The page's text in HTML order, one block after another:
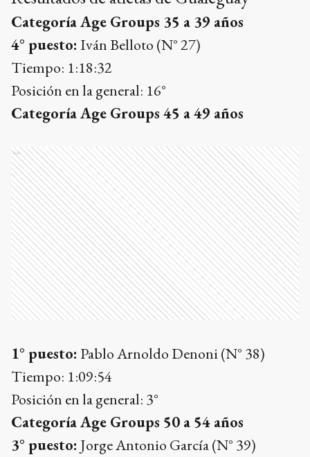
Categoría Age Groups 35 a 39 años
4° puesto: Iván Belloto (N° 27)
Tiempo: 1:18:32
Posición en la general: 16°
Categoría Age Groups 45 a 49 años
Ads
1° puesto: Pablo Arnoldo Denoni (N° 38)
Tiempo: 1:09:54
Posición en la general: 3°
Categoría Age Groups 50 a 54 años
3° puesto: Jorge Antonio García (N° 39)